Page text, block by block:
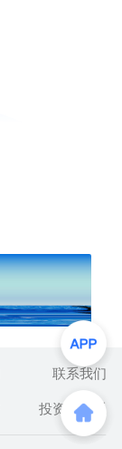
联系我们
投资者关系